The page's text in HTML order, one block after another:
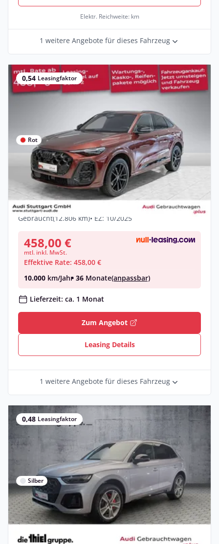
Elektr. Reichweite: km
1 weitere Angebote für dieses Fahrzeug
0,54 Leasingfaktor
Rot
Privat & Gewerbe
Audi Q5 Sportback TFSI 150 kW S line S
tronic
Benzin •Automatik •
Gebraucht(12.806 km)• EZ: 10/2025
458,00 €
mtl. inkl. MwSt.
Effektive Rate: 458,00 €
10.000 km/Jahr• 36 Monate(anpassbar)
Lieferzeit: ca. 1 Monat
Zum Angebot
Leasing Details
1 weitere Angebote für dieses Fahrzeug
0,48 Leasingfaktor
Silber
Privat & Gewerbe
Audi Q5 55 TFSI e quattro S line
Matrix+AHK+360° Cam